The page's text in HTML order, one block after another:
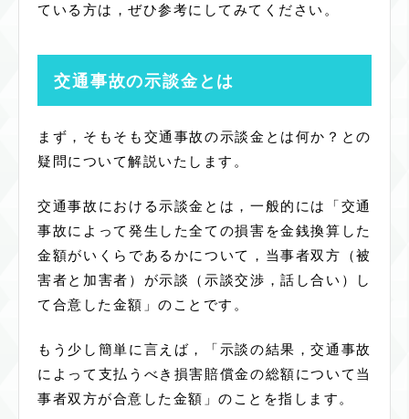
ている方は，ぜひ参考にしてみてください。
交通事故の示談金とは
まず，そもそも交通事故の示談金とは何か？との
疑問について解説いたします。
交通事故における示談金とは，一般的には「交通
事故によって発生した全ての損害を金銭換算した
金額がいくらであるかについて，当事者双方（被
害者と加害者）が示談（示談交渉，話し合い）し
て合意した金額」のことです。
もう少し簡単に言えば，「示談の結果，交通事故
によって支払うべき損害賠償金の総額について当
事者双方が合意した金額」のことを指します。